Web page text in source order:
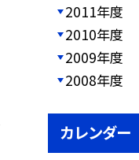
2011年度
2010年度
2009年度
2008年度
カレンダー